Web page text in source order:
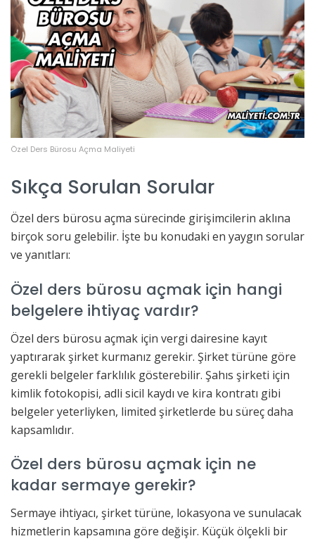
Özel Ders Bürosu Açma Maliyeti
Sıkça Sorulan Sorular
Özel ders bürosu açma sürecinde girişimcilerin aklına
birçok soru gelebilir. İşte bu konudaki en yaygın sorular
ve yanıtları:
Özel ders bürosu açmak için hangi
belgelere ihtiyaç vardır?
Özel ders bürosu açmak için vergi dairesine kayıt
yaptırarak şirket kurmanız gerekir. Şirket türüne göre
gerekli belgeler farklılık gösterebilir. Şahıs şirketi için
kimlik fotokopisi, adli sicil kaydı ve kira kontratı gibi
belgeler yeterliyken, limited şirketlerde bu süreç daha
kapsamlıdır.
Özel ders bürosu açmak için ne
kadar sermaye gerekir?
Sermaye ihtiyacı, şirket türüne, lokasyona ve sunulacak
hizmetlerin kapsamına göre değişir. Küçük ölçekli bir